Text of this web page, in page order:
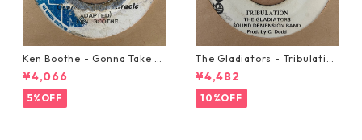
Ken Boothe - Gonna Take A
Miracle【7-21362】
¥4,066
5%OFF
The Gladiators - Tribulation
【7-21365】
¥4,482
10%OFF